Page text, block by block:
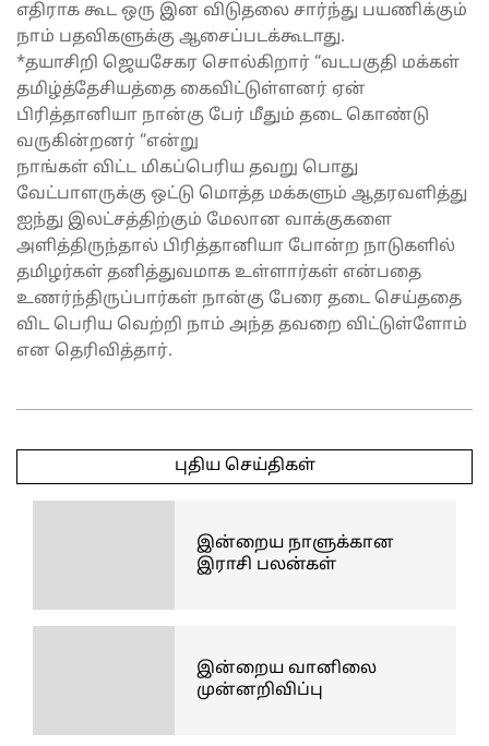
எதிராக கூட ஒரு இன விடுதலை சார்ந்து பயணிக்கும்
நாம் பதவிகளுக்கு ஆசைப்படக்கூடாது.
*தயாசிறி ஜெயசேகர சொல்கிறார் “வடபகுதி மக்கள்
தமிழ்த்தேசியத்தை கைவிட்டுள்ளனர் ஏன்
பிரித்தானியா நான்கு பேர் மீதும் தடை கொண்டு
வருகின்றனர் “என்று
நாங்கள் விட்ட மிகப்பெரிய தவறு பொது
வேட்பாளருக்கு ஒட்டு மொத்த மக்களும் ஆதரவளித்து
ஐந்து இலட்சத்திற்கும் மேலான வாக்குகளை
அளித்திருந்தால் பிரித்தானியா போன்ற நாடுகளில்
தமிழர்கள் தனித்துவமாக உள்ளார்கள் என்பதை
உணர்ந்திருப்பார்கள் நான்கு பேரை தடை செய்ததை
விட பெரிய வெற்றி நாம் அந்த தவறை விட்டுள்ளோம்
என தெரிவித்தார்.
04-
புதிய செய்திகள்
இன்றைய நாளுக்கான
இராசி பலன்கள்
இன்றைய வானிலை
முன்னறிவிப்பு